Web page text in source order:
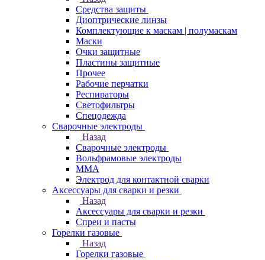
Средства защиты
Диоптрические линзы
Комплектующие к маскам | полумаскам
Маски
Очки защитные
Пластины защитные
Прочее
Рабочие перчатки
Респираторы
Светофильтры
Спецодежда
Сварочные электроды
Назад
Сварочные электроды
Вольфрамовые электроды
ММА
Электрод для контактной сварки
Аксессуары для сварки и резки
Назад
Аксессуары для сварки и резки
Спреи и пасты
Горелки газовые
Назад
Горелки газовые